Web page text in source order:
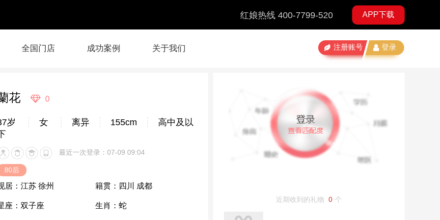
红娘热线 400-7799-520 APP下载
全国门店 成功案例 关于我们 登录
注册账号
花 0
岁 女 离异 155cm
高中及以
最近一次登录：07-09 09:04
80后
居： 江苏 徐州 籍贯： 四川 成都
座： 双子座 生肖： 蛇
近期收到的礼物 0 个